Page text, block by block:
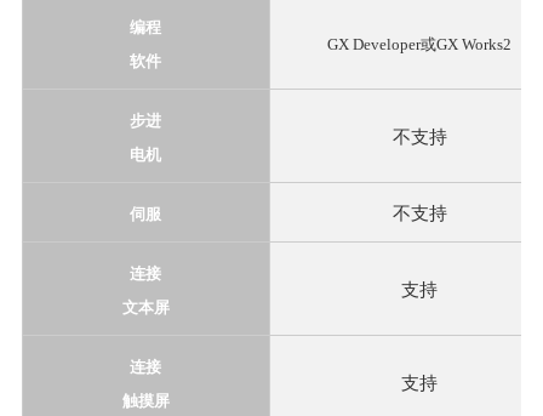
编程
软件
GX Developer或GX Works2
步进
电机
不支持
伺服 不支持
连接
文本屏
支持
连接
触摸屏
支持